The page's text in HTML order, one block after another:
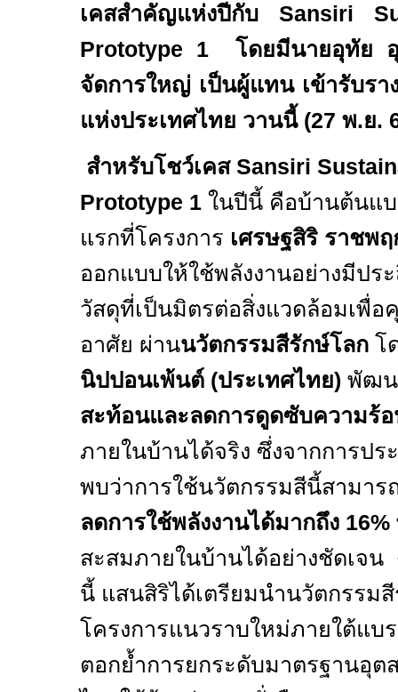
เคสสำคัญแห่งปีกับ Sansiri
Prototype 1
โดยมีนายอุทัย
จัดการใหญ่ เป็นผู้แทน เข้ารับร
แห่งประเทศไทย วานนี้ (27 พ.ย.
สำหรับโชว์เคส Sansiri
Prototype 1 ในปีนี้ คือบ้านต้นแ
แรกที่โครงการ เศรษฐสิริ ราชพ
ออกแบบให้ใช้พลังงานอย่างมีปร
วัสดุที่เป็นมิตรต่อสิ่งแวดล้อมเพื่
อาศัย ผ่านนวัตกรรมสีรักษ์โลก โ
นิปปอนเพ้นต์ (ประเทศไทย) พัฒ
สะท้อนและลดการดูดซับความร้
ภายในบ้านได้จริง ซึ่งจากการปร
พบว่าการใช้นวัตกรรมสีนี้สามาร
ลดการใช้พลังงานได้มากถึง 16%
สะสมภายในบ้านได้อย่างชัดเจ
นี้ แสนสิริได้เตรียมนำนวัตกรรม
โครงการแนวราบใหม่ภายใต้แบ
ตอกย้ำการยกระดับมาตรฐานอุต